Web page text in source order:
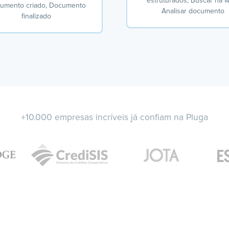
criado, Documento
finalizado
Analisar documento
+10.000 empresas incríveis já confiam na Pluga